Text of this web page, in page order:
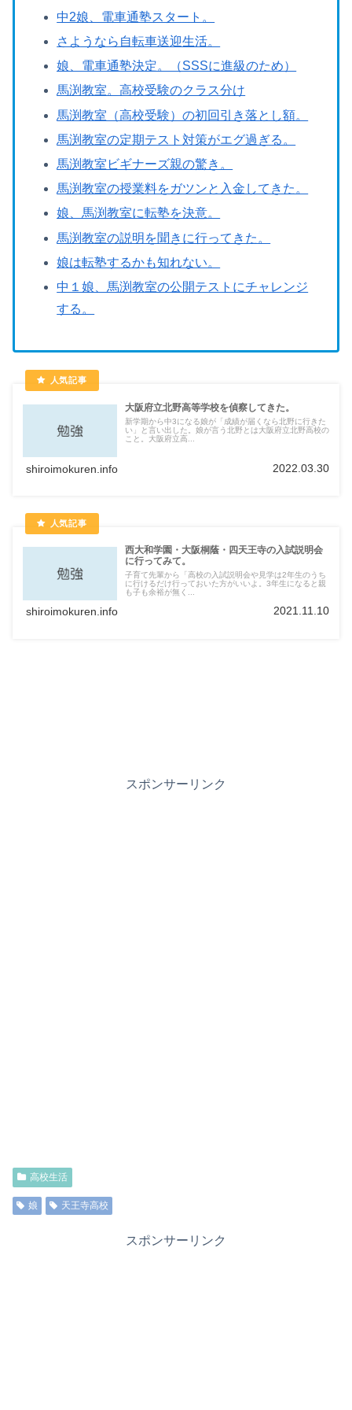
中2娘、電車通塾スタート。
さようなら自転車送迎生活。
娘、電車通塾決定。（SSSに進級のため）
馬渕教室。高校受験のクラス分け
馬渕教室（高校受験）の初回引き落とし額。
馬渕教室の定期テスト対策がエグ過ぎる。
馬渕教室ビギナーズ親の驚き。
馬渕教室の授業料をガツンと入金してきた。
娘、馬渕教室に転塾を決意。
馬渕教室の説明を聞きに行ってきた。
娘は転塾するかも知れない。
中１娘、馬渕教室の公開テストにチャレンジ
する。
大阪府立北野高等学校を偵察してきた。
新学期から中3になる娘が「成績が届くなら北野に行きた
い」と言い出した。娘が言う北野とは大阪府立北野高校の
こと。大阪府立高...
shiroimokuren.info 2022.03.30
西大和学園・大阪桐蔭・四天王寺の入試説明会
に行ってみて。
子育て先輩から「高校の入試説明会や見学は2年生のうち
に行けるだけ行っておいた方がいいよ。3年生になると親
も子も余裕が無く...
shiroimokuren.info 2021.11.10
スポンサーリンク
高校生活
娘 天王寺高校
スポンサーリンク